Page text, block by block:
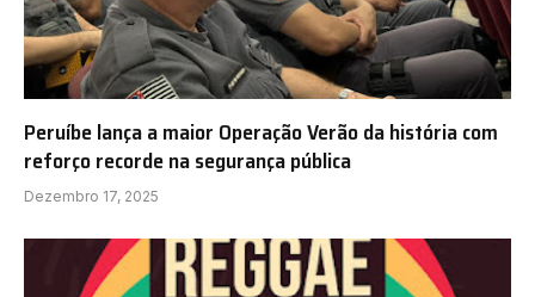
Peruíbe lança a maior Operação Verão da história com
reforço recorde na segurança pública
Dezembro 17, 2025